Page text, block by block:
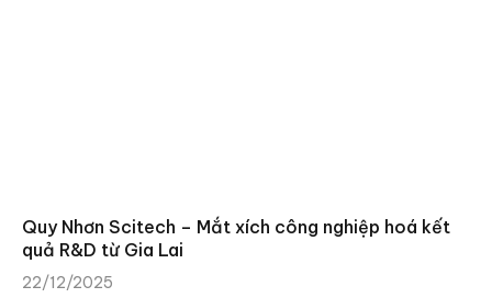
Quy Nhơn Scitech – Mắt xích công nghiệp hoá kết
quả R&D từ Gia Lai
22/12/2025